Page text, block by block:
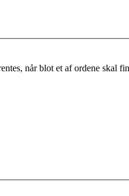
når blot et af ordene skal